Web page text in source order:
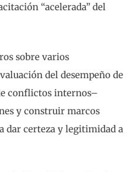
“acelerada” del
sobre varios
del desempeño de
conflictos internos–
y construir marcos
dar certeza y legitimidad a